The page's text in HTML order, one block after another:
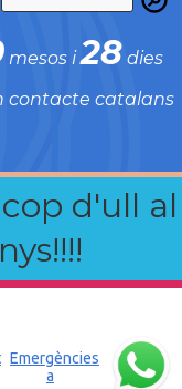
mesos i28 dies
contacte catalans
d'ull al
Emergències
a